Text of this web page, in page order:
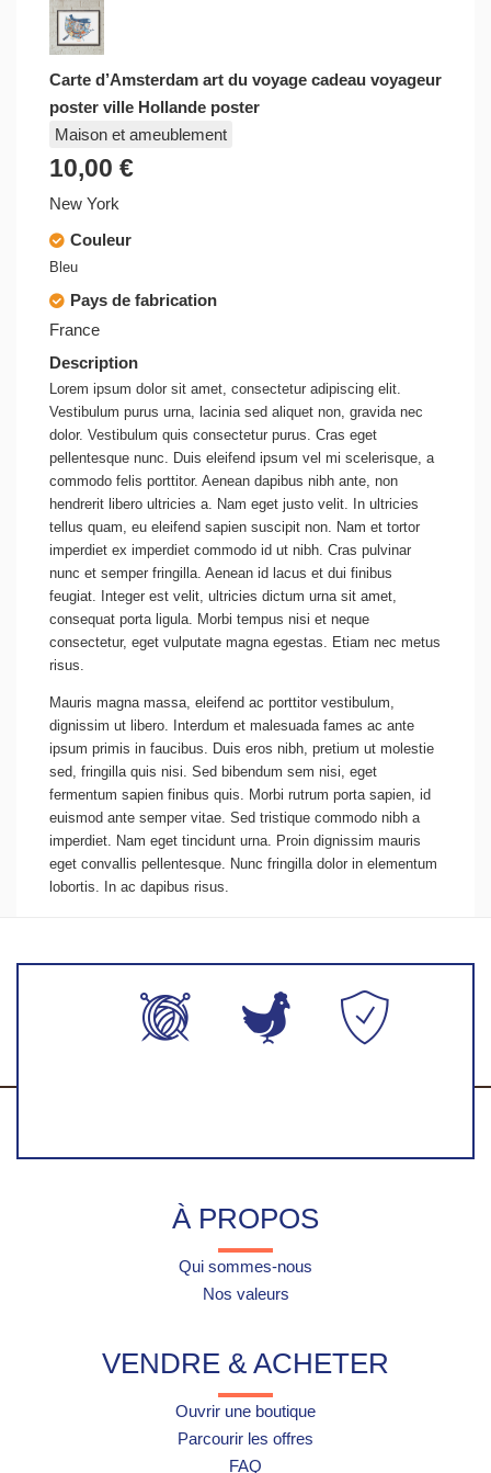
Carte d’Amsterdam art du voyage cadeau voyageur
poster ville Hollande poster
Maison et ameublement
10,00 €
New York
Couleur
Bleu
Pays de fabrication
France
Description
Lorem ipsum dolor sit amet, consectetur adipiscing elit.
Vestibulum purus urna, lacinia sed aliquet non, gravida nec
dolor. Vestibulum quis consectetur purus. Cras eget
pellentesque nunc. Duis eleifend ipsum vel mi scelerisque, a
commodo felis porttitor. Aenean dapibus nibh ante, non
hendrerit libero ultricies a. Nam eget justo velit. In ultricies
tellus quam, eu eleifend sapien suscipit non. Nam et tortor
imperdiet ex imperdiet commodo id ut nibh. Cras pulvinar
nunc et semper fringilla. Aenean id lacus et dui finibus
feugiat. Integer est velit, ultricies dictum urna sit amet,
consequat porta ligula. Morbi tempus nisi et neque
consectetur, eget vulputate magna egestas. Etiam nec metus
risus.
Mauris magna massa, eleifend ac porttitor vestibulum,
dignissim ut libero. Interdum et malesuada fames ac ante
ipsum primis in faucibus. Duis eros nibh, pretium ut molestie
sed, fringilla quis nisi. Sed bibendum sem nisi, eget
fermentum sapien finibus quis. Morbi rutrum porta sapien, id
euismod ante semper vitae. Sed tristique commodo nibh a
imperdiet. Nam eget tincidunt urna. Proin dignissim mauris
eget convallis pellentesque. Nunc fringilla dolor in elementum
lobortis. In ac dapibus risus.
À PROPOS
Qui sommes-nous
Nos valeurs
VENDRE & ACHETER
Ouvrir une boutique
Parcourir les offres
FAQ